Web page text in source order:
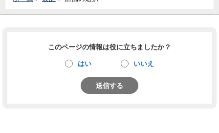
このページの情報は役に立ちましたか？
はい いいえ
送信する